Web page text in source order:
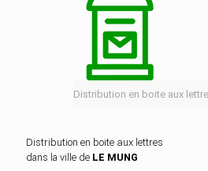
Distribution en boite aux
Distribution en boite aux lettres
dans la ville de LE MUNG